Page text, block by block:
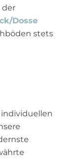
der
Dosse
stets